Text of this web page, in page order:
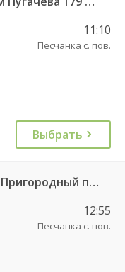
11:10
Песчанка с. пов.
Выбрать
Саратов АВ — Петровск КП ч/з Пригородный п. 507
12:55
Песчанка с. пов.